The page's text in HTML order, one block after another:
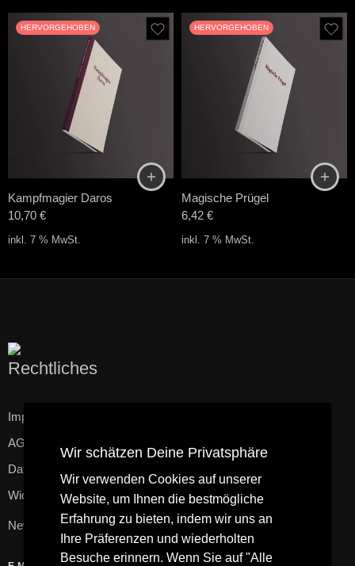
HERVORGEHOBEN
Kampfmagier Daros
10,70 €
inkl. 7 % MwSt.
HERVORGEHOBEN
Magische Prügel
6,42 €
inkl. 7 % MwSt.
Rechtliches
Impressum
AGB
Datenschutzerklärung
Widerrufsbelehrung
Newsletter
Wir schätzen Deine Privatsphäre
Wir verwenden Cookies auf unserer
Website, um Ihnen die bestmögliche
Erfahrung zu bieten, indem wir uns an
Ihre Präferenzen und wiederholten
Besuche erinnern. Wenn Sie auf "Alle